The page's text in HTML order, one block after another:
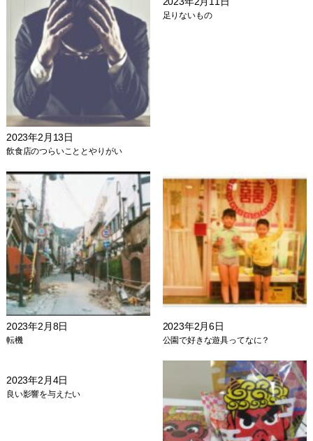
2023年2月13日
飲食店のつらいこととやりがい
足りないもの
2023年2月8日
転機
2023年2月6日
公園で好きな遊具ってなに？
2023年2月4日
良い影響を与えたい